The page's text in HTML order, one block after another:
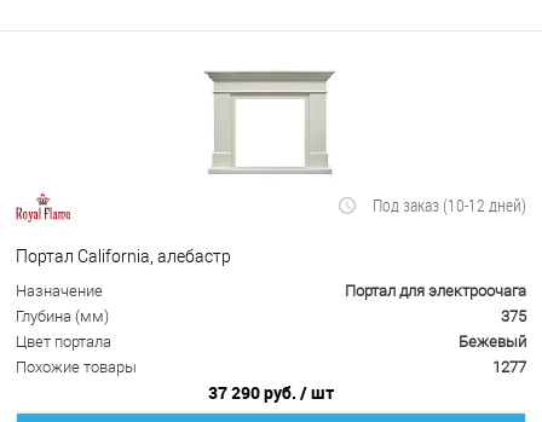
Под заказ (10-12 дней)
Портал California, алебастр
Назначение
Портал для электроочага
Глубина (мм)
375
Цвет портала
Бежевый
Похожие товары
1277
37 290 руб. / шт